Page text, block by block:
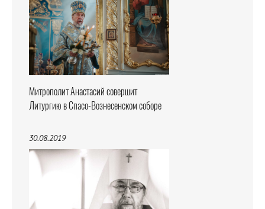
Митрополит Анастасий совершит
Литургию в Спасо-Вознесенском соборе
30.08.2019